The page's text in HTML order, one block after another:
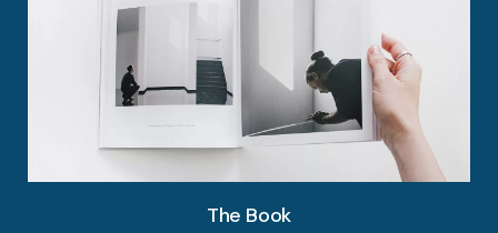
The Book